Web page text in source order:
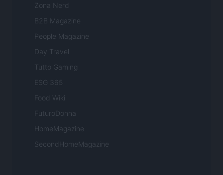
Zona Nerd
B2B Magazine
People Magazine
Day Travel
Tutto Gaming
ESG 365
Food Wiki
FuturoDonna
HomeMagazine
SecondHomeMagazine